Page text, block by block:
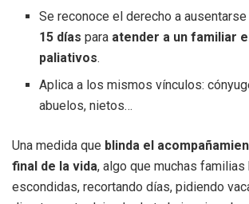
Se reconoce el derecho a
15 días para atender a un familiar
paliativos.
Aplica a los mismos vínculos:
abuelos, nietos…
Una medida que blinda el
final de la vida, algo que muchas familias
escondidas, recortando días, pidiendo